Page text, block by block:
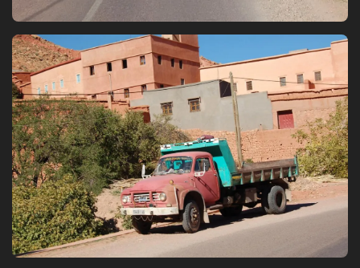
Bild